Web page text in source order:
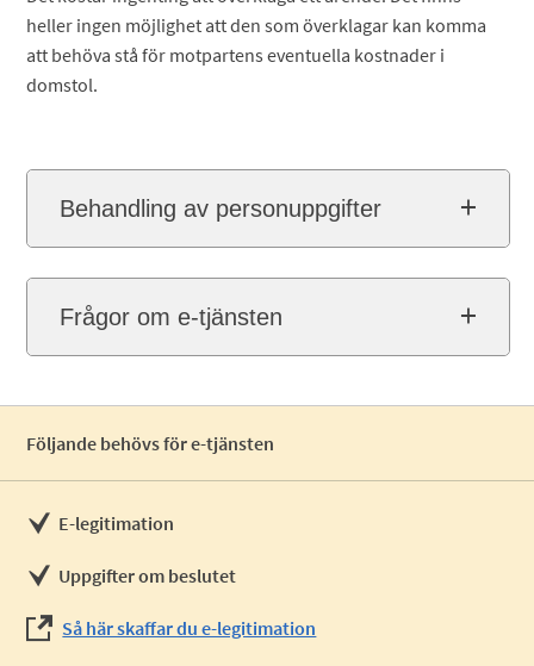
heller ingen möjlighet att den som överklagar kan komma
att behöva stå för motpartens eventuella kostnader i
domstol.
Behandling av personuppgifter
Frågor om e-tjänsten
Följande behövs för e-tjänsten
E-legitimation
Uppgifter om beslutet
Så här skaffar du e-legitimation